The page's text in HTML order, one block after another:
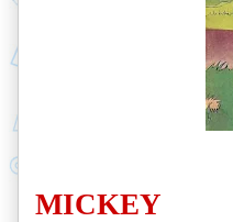
MICKEY